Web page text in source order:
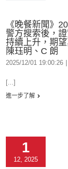
《晚餐新聞》
警方搜索後，
持續上升，期
陳珏明、C 朗
2025/12/01 19:00:26
[...]
進一步了解
1
12, 2025